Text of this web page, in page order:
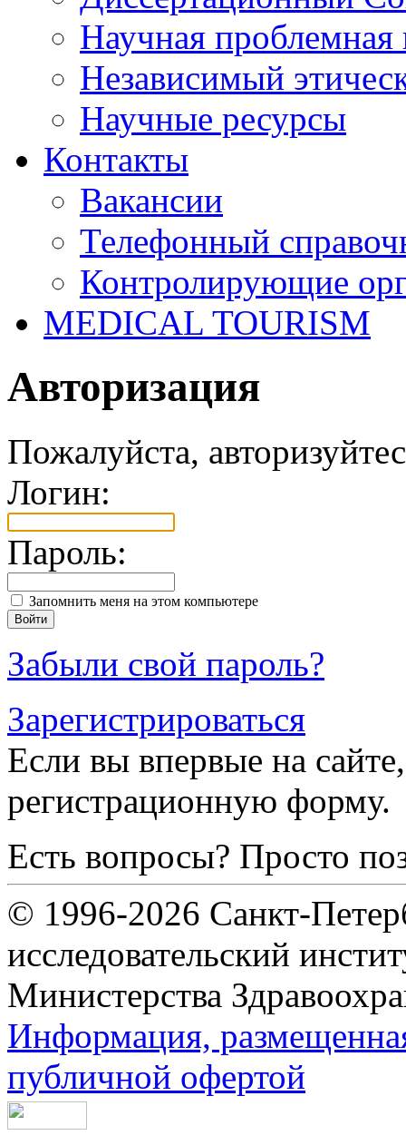
Научная проблемная
Независимый
Научные ресурсы
Контакты
Вакансии
Телефонный
Контролирующие
MEDICAL TOURISM
Авторизация
Пожалуйста,
Логин:
Пароль:
Запомнить меня на этом компьютере
Забыли свой пароль?
Зарегистрироваться
Если вы впервые на
регистрационную форму.
Есть вопросы? Просто
© 1996-2026 Санкт-
исследовательский
Министерства
Информация,
публичной офертой